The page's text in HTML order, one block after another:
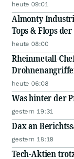
heute 09:01
Almonty
Tops & Flops
heute 08:00
Rheinmetall-
heute 06:08
Was hinter der
gestern 19:31
Dax an
gestern 18:19
Tech-Aktien